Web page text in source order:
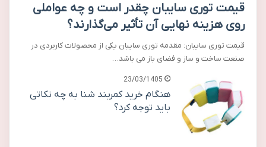
قیمت توری سایبان چقدر است و چه عواملی
روی هزینه نهایی آن تأثیر می‌گذارند؟
قیمت توری سایبان: مقدمه توری سایبان یکی از محصولات کاربردی در
صنعت ساخت و ساز و فضای باز می باشد…
23/03/1405
هنگام خرید کمربند شنا به چه نکاتی
باید توجه کرد؟